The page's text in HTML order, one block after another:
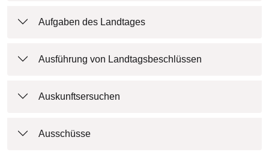
Aufgaben des Landtages
Ausführung von Landtagsbeschlüssen
Auskunftsersuchen
Ausschüsse